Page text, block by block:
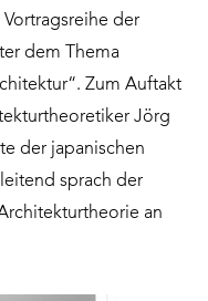
der
dem Thema
Zum Auftakt
Jörg
der japanischen
sprach der
an